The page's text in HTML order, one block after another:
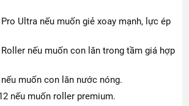
Pro Ultra nếu muốn giẻ xoay mạnh, lực ép
Roller nếu muốn con lăn trong tầm giá hợp
nếu muốn con lăn nước nóng.
nếu muốn roller premium.